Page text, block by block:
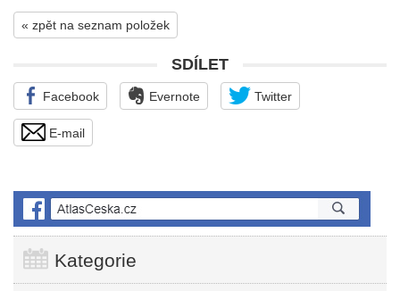
« zpět na seznam položek
SDÍLET
Facebook Evernote Twitter
E-mail
Kategorie